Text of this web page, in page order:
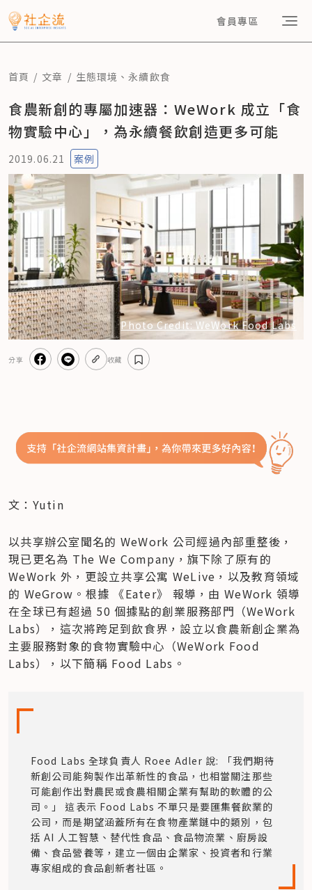
會員專區
首頁 文章 生態環境 、永續飲食
食農新創的專屬加速器：WeWork 成立「食
物實驗中心」，為永續餐飲創造更多可能
2019.06.21 案例
Photo Credit: WeWork Food Labs
分享 收藏
文：Yutin
以共享辦公室聞名的 WeWork 公司經過內部重整後，
現已更名為 The We Company，旗下除了原有的
WeWork 外，更設立共享公寓 WeLive，以及教育領域
的 WeGrow。根據 《Eater》 報導，由 WeWork 領導
在全球已有超過 50 個據點的創業服務部門（WeWork
Labs），這次將跨足到飲食界，設立以食農新創企業為
主要服務對象的食物實驗中心（WeWork Food
Labs），以下簡稱 Food Labs。
Food Labs 全球負責人 Roee Adler 說: 「我們期待
新創公司能夠製作出革新性的食品，也相當關注那些
可能創作出對農民或食農相關企業有幫助的軟體的公
司。」 這表示 Food Labs 不單只是要匯集餐飲業的
公司，而是期望涵蓋所有在食物產業鏈中的類別，包
括 AI 人工智慧、替代性食品、食品物流業、廚房設
備、食品營養等，建立一個由企業家、投資者和行業
專家組成的食品創新者社區。